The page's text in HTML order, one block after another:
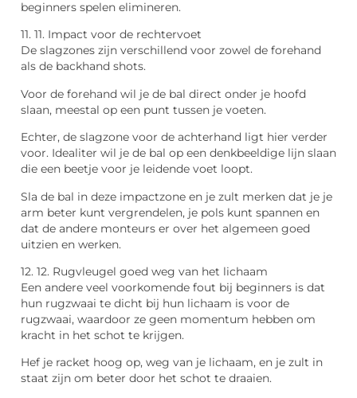
beginners spelen elimineren.
11. 11. Impact voor de rechtervoet
De slagzones zijn verschillend voor zowel de forehand
als de backhand shots.
Voor de forehand wil je de bal direct onder je hoofd
slaan, meestal op een punt tussen je voeten.
Echter, de slagzone voor de achterhand ligt hier verder
voor. Idealiter wil je de bal op een denkbeeldige lijn slaan
die een beetje voor je leidende voet loopt.
Sla de bal in deze impactzone en je zult merken dat je je
arm beter kunt vergrendelen, je pols kunt spannen en
dat de andere monteurs er over het algemeen goed
uitzien en werken.
12. 12. Rugvleugel goed weg van het lichaam
Een andere veel voorkomende fout bij beginners is dat
hun rugzwaai te dicht bij hun lichaam is voor de
rugzwaai, waardoor ze geen momentum hebben om
kracht in het schot te krijgen.
Hef je racket hoog op, weg van je lichaam, en je zult in
staat zijn om beter door het schot te draaien.